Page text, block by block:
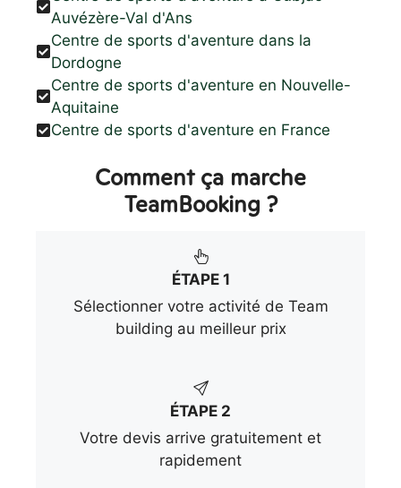
Auvézère-Val d'Ans
Centre de sports d'aventure dans la
Dordogne
Centre de sports d'aventure en Nouvelle-
Aquitaine
Centre de sports d'aventure en France
Comment ça marche
TeamBooking ?
ÉTAPE 1
Sélectionner votre activité de Team
building au meilleur prix
ÉTAPE 2
Votre devis arrive gratuitement et
rapidement